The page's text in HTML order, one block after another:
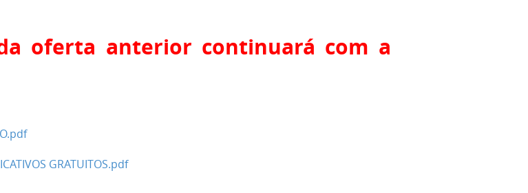
oferta anterior continuará com a
GRATUITOS.pdf